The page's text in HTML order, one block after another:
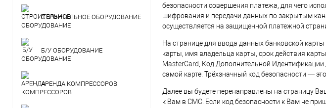
СТРОИТЕЛЬНОЕ ОБОРУДОВАНИЕ
Б/У ОБОРУДОВАНИЕ
АРЕНДА КОМПРЕССОРОВ
безопасности совершения платежа, для чего
шифрования и передачи данных по закрытым
осуществляется на защищенной платежной
На странице для ввода данных банковской
карты, имя владельца карты, срок действия
MasterCard, Код Дополнительной
самой карте. Трёхзначный код безопасности —
Далее вы будете перенаправлены на страницу
к Вам в СМС. Если код безопасности к Вам не